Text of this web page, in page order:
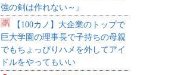
強の剣は作れない～』
【100カノ】大企業のトップで
巨大学園の理事長で子持ちの母親
でもちょっぴりハメを外してアイ
ドルをやってもいい